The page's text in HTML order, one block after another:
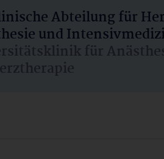
Abteilung für
und
für